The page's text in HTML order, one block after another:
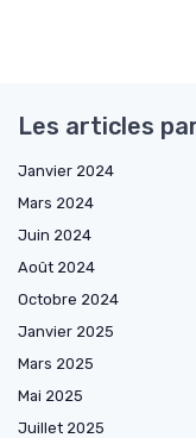
Les articles
Janvier 2024
Mars 2024
Juin 2024
Août 2024
Octobre 2024
Janvier 2025
Mars 2025
Mai 2025
Juillet 2025